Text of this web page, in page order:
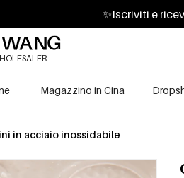
✨Iscriviti e
Magazzino in Cina
in acciaio inossidabile